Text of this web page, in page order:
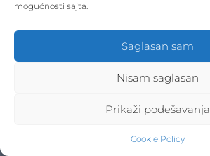
mogućnosti sajta.
Saglasan sam
Nisam saglasan
Prikaži podešavanja
Cookie Policy